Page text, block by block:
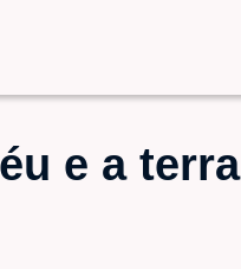
e a terra